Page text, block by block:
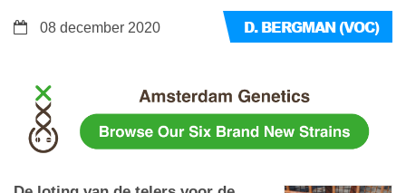
D. BERGMAN (VOC)
08 december 2020